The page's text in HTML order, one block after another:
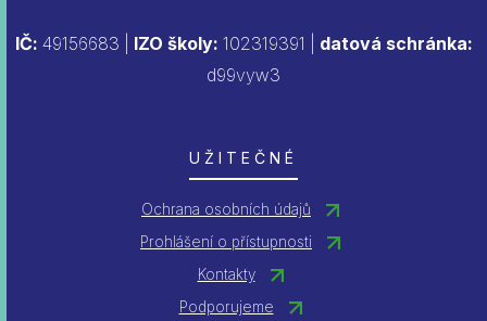
IČ: 49156683 | IZO školy: 102319391 | datová schránka:
d99vyw3
UŽITEČNÉ
Ochrana osobních údajů
Prohlášení o přístupnosti
Kontakty
Podporujeme